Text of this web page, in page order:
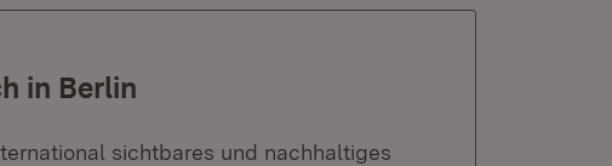
in Berlin
sichtbares und nachhaltiges